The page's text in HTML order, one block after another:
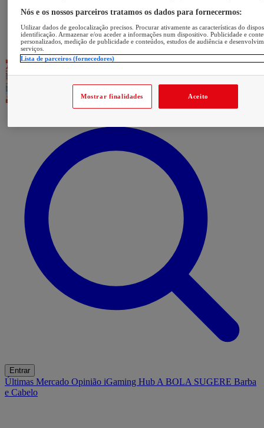
Entrar
Últimas Mercado Opinião iGaming Hub A BOLA SUGERE Barba
e Cabelo
Nós e os nossos parceiros tratamos os dados para fornecermos:
Utilizar dados de geolocalização precisos. Procurar ativamente as características do
identificação. Armazenar e/ou aceder a informações num dispositivo. Publicidade e
personalizados, medição de publicidade e conteúdos, estudos de audiência e
serviços.
Lista de parceiros (fornecedores)
Mostrar finalidades Aceito